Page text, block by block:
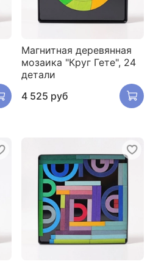
Магнитная деревянная
мозаика "Круг Гете", 24
детали
4 525 руб